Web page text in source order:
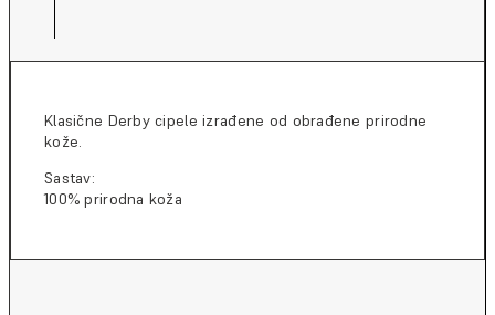
Klasične Derby cipele izrađene od obrađene prirodne
kože.
Sastav:
100% prirodna koža